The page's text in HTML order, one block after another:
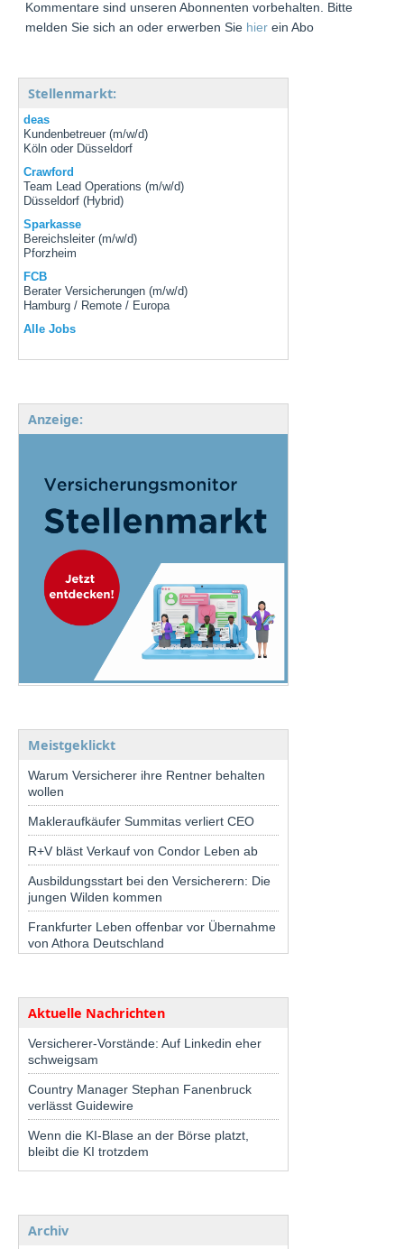
Kommentare sind unseren Abonnenten vorbehalten. Bitte
melden Sie sich an oder erwerben Sie hier ein Abo
Stellenmarkt:
deas
Kundenbetreuer (m/w/d)
Köln oder Düsseldorf
Crawford
Team Lead Operations (m/w/d)
Düsseldorf (Hybrid)
Sparkasse
Bereichsleiter (m/w/d)
Pforzheim
FCB
Berater Versicherungen (m/w/d)
Hamburg / Remote / Europa
Alle Jobs
Anzeige:
Meistgeklickt
Warum Versicherer ihre Rentner behalten
wollen
Makleraufkäufer Summitas verliert CEO
R+V bläst Verkauf von Condor Leben ab
Ausbildungsstart bei den Versicherern: Die
jungen Wilden kommen
Frankfurter Leben offenbar vor Übernahme
von Athora Deutschland
Aktuelle Nachrichten
Versicherer-Vorstände: Auf Linkedin eher
schweigsam
Country Manager Stephan Fanenbruck
verlässt Guidewire
Wenn die KI-Blase an der Börse platzt,
bleibt die KI trotzdem
Archiv